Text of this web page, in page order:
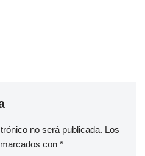
no será publicada. Los
con *